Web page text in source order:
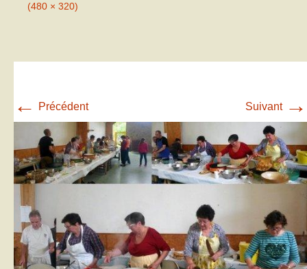
(480 × 320)
← Précédent Suivant →